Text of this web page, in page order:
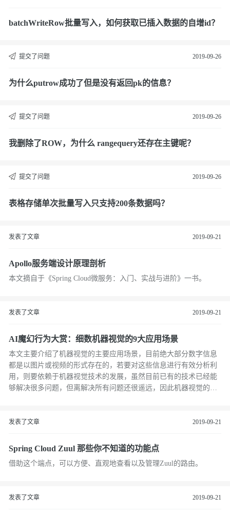
batchWriteRow批量写入，如何获取已插入数据的自增id？
提交了问题 2019-09-26
为什么putrow成功了但是没有返回pk的信息？
提交了问题 2019-09-26
我删除了ROW，为什么 rangequery还存在主键呢？
提交了问题 2019-09-26
表格存储单次批量写入只支持200条数据吗？
发表了文章 2019-09-21
Apollo服务端设计原理剖析
本文摘自于《Spring Cloud微服务：入门、实战与进阶》一书。
发表了文章 2019-09-21
AI魔幻行为大赏：细数机器视觉的9大应用场景
本文主要介绍了机器视觉的主要应用场景，目前绝大部分数字信息
都是以图片或视频的形式存在的，若要对这些信息进行有效分析利
用，则要依赖于机器视觉技术的发展，虽然目前已有的技术已经能
够解决很多问题，但离解决所有问题还很遥远，因此机器视觉的应
发表了文章 2019-09-21
Spring Cloud Zuul 那些你不知道的功能点
借助这个端点，可以方便、直观地查看以及管理Zuul的路由。
发表了文章 2019-09-21